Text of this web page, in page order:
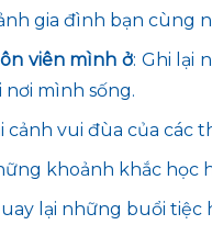
gia đình bạn cùng
viên mình ở: Ghi lại
mình sống.
cảnh vui đùa của các
khoảnh khắc học
lại những buổi tiệc